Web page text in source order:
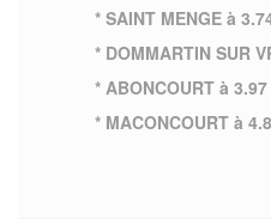
* SAINT MENGE à
* DOMMARTIN SUR
* ABONCOURT à
* MACONCOURT à